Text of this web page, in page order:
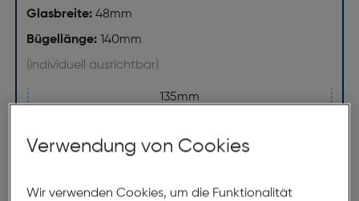
Glasbreite: 48mm
Bügellänge: 140mm
(individuell ausrichtbar)
135mm
Verwendung von Cookies
Wir verwenden Cookies, um die Funktionalität